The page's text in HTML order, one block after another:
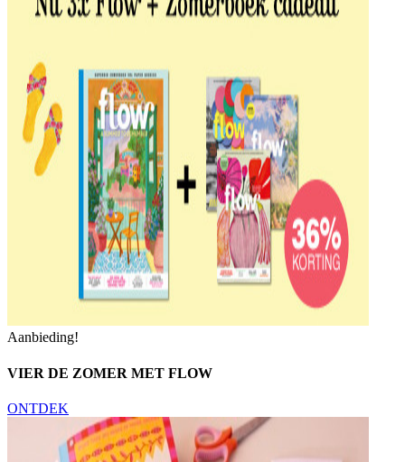
Aanbieding!
VIER DE ZOMER MET FLOW
ONTDEK